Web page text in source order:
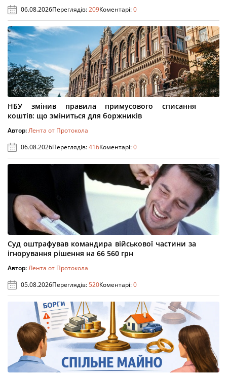
06.08.2026Переглядів:209Коментарі:0
НБУ змінив правила примусового списання
коштів: що зміниться для боржників
Автор:Лента от Протокола
06.08.2026Переглядів:416Коментарі:0
Суд оштрафував командира військової частини за
ігнорування рішення на 66 560 грн
Автор:Лента от Протокола
05.08.2026Переглядів:520Коментарі:0